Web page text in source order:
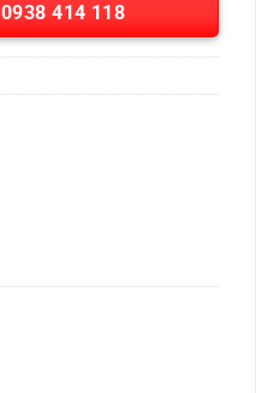
0938 414 118